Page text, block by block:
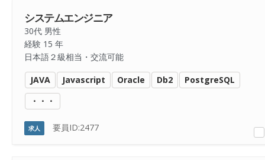
システムエンジニア
30代 男性
経験 15 年
日本語２級相当・交流可能
JAVA Javascript Oracle Db2
PostgreSQL
・・・
求人 要員ID:2477